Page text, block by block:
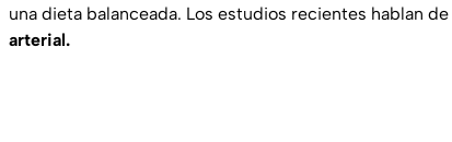
una dieta balanceada. Los estudios recientes hablan de
arterial.